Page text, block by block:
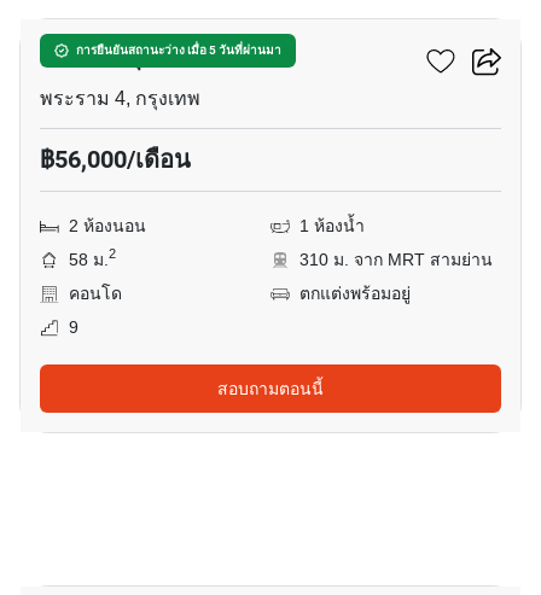
การยืนยันสถานะว่าง เมื่อ 5 วันที่ผ่านมา
คัลเจอร์ จุฬา
พระราม 4, กรุงเทพ
฿56,000/เดือน
2 ห้องนอน
1 ห้องน้ำ
58 ม.2
310 ม. จาก MRT สามย่าน
คอนโด
ตกแต่งพร้อมอยู่
9
สอบถามตอนนี้